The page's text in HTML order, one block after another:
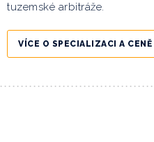
tuzemské arbitráže.
VÍCE O SPECIALIZACI A CENĚ